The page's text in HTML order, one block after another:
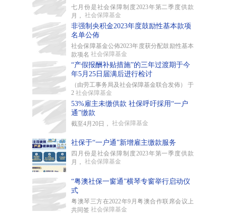
七月份是社会保障制度2023年第二季度供款
月， 社会保障基金
非强制央积金2023年度鼓励性基本款项
名单公佈
社会保障基金公佈2023年度获分配鼓励性基本
款项名 社会保障基金
“产假报酬补贴措施”的三年过渡期于今
年5月25日届满后进行检讨
（由劳工事务局及社会保障基金联合发佈） 于
2 社会保障基金
53%雇主未缴供款 社保呼吁採用“一户
通”缴款
截至4月20日， 社会保障基金
社保于“一户通”新增雇主缴款服务
四月份是社会保障制度2023年第一季度供款
月， 社会保障基金
“粤澳社保一窗通”横琴专窗举行启动仪
式
粤澳琴三方在2022年9月粤澳合作联席会议上
共同签 社会保障基金